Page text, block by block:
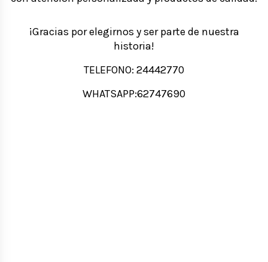
¡Gracias por elegirnos y ser parte de nuestra
historia!
TELEFONO: 24442770
WHATSAPP:62747690